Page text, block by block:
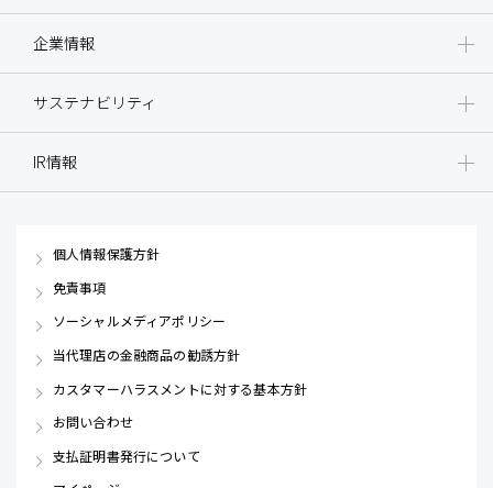
企業情報
サステナビリティ
IR情報
個人情報保護方針
免責事項
ソーシャルメディアポリシー
当代理店の金融商品の勧誘方針
カスタマーハラスメントに対する基本方針
お問い合わせ
支払証明書発行について